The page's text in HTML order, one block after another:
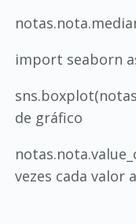
import seaborn
de gráfico
vezes cada valor